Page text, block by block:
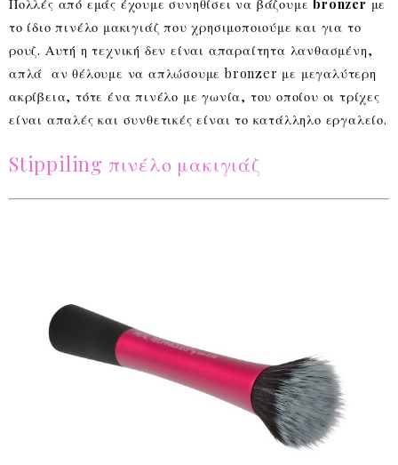
Πολλές από εμάς έχουμε συνηθίσει να βάζουμεbronzer με
το ίδιο πινέλο μακιγιάζ που χρησιμοποιούμε και για το
ρουζ. Αυτή η τεχνική δεν είναι απαραίτητα λανθασμένη,
απλά αν θέλουμε να απλώσουμε bronzer με μεγαλύτερη
ακρίβεια, τότε ένα πινέλο με γωνία, του οποίου οι τρίχες
είναι απαλές και συνθετικές είναι το κατάλληλο εργαλείο.
Stippiling πινέλο μακιγιάζ